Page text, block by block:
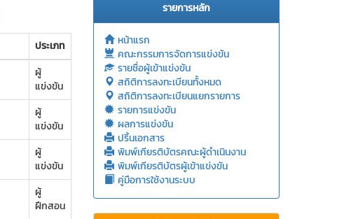
ประเภท
ผู้
แข่งขัน
ผู้
แข่งขัน
ผู้
แข่งขัน
ผู้
ฝึกสอน
รายการหลัก
หน้าแรก
คณะกรรมการจัดการแข่งขัน
รายชื่อผู้เข้าแข่งขัน
สถิติการลงทะเบียนทั้งหมด
สถิติการลงทะเบียนแยกรายการ
รายการแข่งขัน
ผลการแข่งขัน
ปริ้นเอกสาร
พิมพ์เกียรติบัตรคณะผู้ดำเนินงาน
พิมพ์เกียรติบัตรผู้เข้าแข่งขัน
คู่มือการใช้งานระบบ